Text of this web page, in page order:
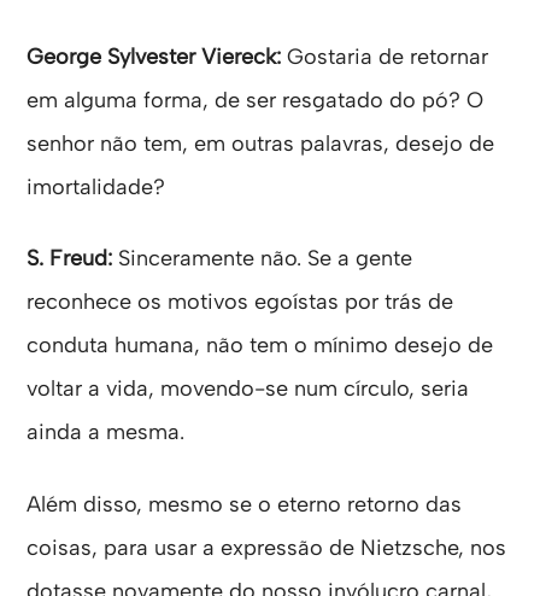
George Sylvester Viereck: Gostaria de retornar
em alguma forma, de ser resgatado do pó? O
senhor não tem, em outras palavras, desejo de
imortalidade?
S. Freud: Sinceramente não. Se a gente
reconhece os motivos egoístas por trás de
conduta humana, não tem o mínimo desejo de
voltar a vida, movendo-se num círculo, seria
ainda a mesma.
Além disso, mesmo se o eterno retorno das
coisas, para usar a expressão de Nietzsche, nos